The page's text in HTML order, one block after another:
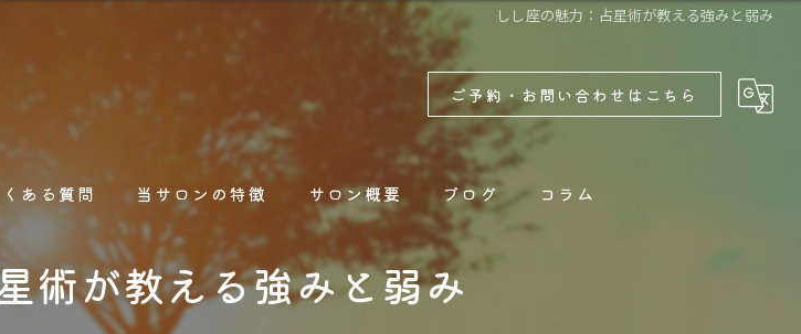
しし座の魅力：占星術が教える強みと弱み
ご予約・お問い合わせはこちら
ある質問 当サロンの特徴
占い
オンライン
サロン概要 ブログ
新着情報
コラム
術が教える強みと弱み